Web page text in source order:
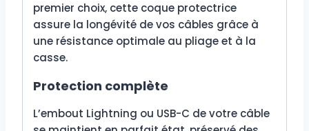
premier choix, cette coque protectrice
assure la longévité de vos câbles grâce à
une résistance optimale au pliage et à la
casse.
Protection complète
L’embout Lightning ou USB-C de votre câble